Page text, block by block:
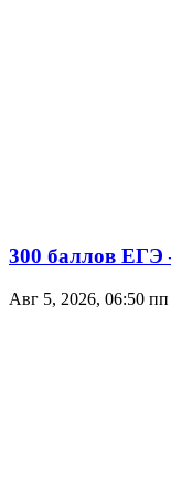
300 баллов ЕГЭ
Авг 5, 2026, 06:50 пп